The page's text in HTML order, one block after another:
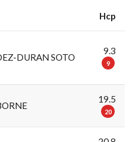
Hcp
DURAN SOTO
9.3
9
19.5
20